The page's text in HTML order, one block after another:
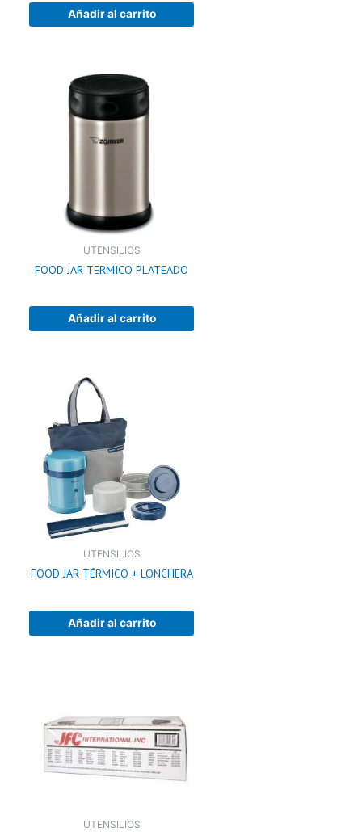
Añadir al carrito
UTENSILIOS
FOOD JAR TERMICO PLATEADO
Añadir al carrito
UTENSILIOS
FOOD JAR TÉRMICO + LONCHERA
Añadir al carrito
UTENSILIOS